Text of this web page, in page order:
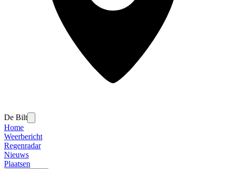
De Bilt
Home
Weerbericht
Regenradar
Nieuws
Plaatsen